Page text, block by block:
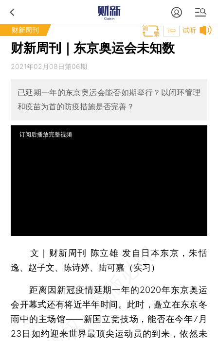
财新周刊 试听
T中
财新周刊｜东京奥运会未知数
2021年02月08日第06期
已延期一年的东京奥运会能否如期举行？以闭环管理
和疫苗为首的防疫措施是否完善？
订阅后播放完整视频
文｜财新周刊 陈立雄 发自日本东京，朱恬
逸、赵子文、陈诗婷、陆可嘉（实习）
距离因新冠疫情延期一年的2020年东京奥运
会开幕式还有将近半年时间。此时，矗立在东京冬
雨中的主场馆——新国立竞技场，能否在今年7月
23日如约迎来世界最顶尖运动员的到来，依然未